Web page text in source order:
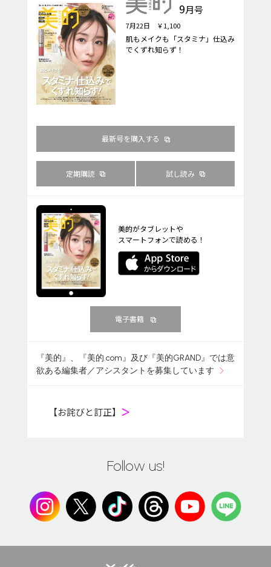
9月号
7月22日 ￥1,100
肌もメイクも「スタミナ」仕込み
でくずれ知らず！
最新号を購入する
定期購読 試し読み
美的がタブレットや
スマートフォンで読める！
電子書籍
『美的』、『美的.com』及び『美的GRAND』では意
欲ある編集者／アシスタントを募集しています
【お詫びと訂正】 ＞
Follow us!